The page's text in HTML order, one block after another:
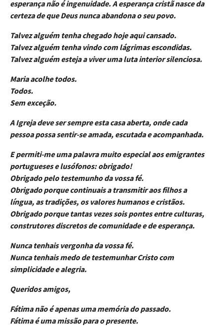
esperança não é ingenuidade. A esperança cristã nasce da
certeza de que Deus nunca abandona o seu povo.
Talvez alguém tenha chegado hoje aqui cansado.
Talvez alguém tenha vindo com lágrimas escondidas.
Talvez alguém esteja a viver uma luta interior silenciosa.
Maria acolhe todos.
Todos.
Sem exceção.
A Igreja deve ser sempre esta casa aberta, onde cada
pessoa possa sentir-se amada, escutada e acompanhada.
E permiti-me uma palavra muito especial aos emigrantes
portugueses e lusófonos: obrigado!
Obrigado pelo testemunho da vossa fé.
Obrigado porque continuais a transmitir aos filhos a
língua, as tradições, os valores humanos e cristãos.
Obrigado porque tantas vezes sois pontes entre culturas,
construtores discretos de comunidade e de esperança.
Nunca tenhais vergonha da vossa fé.
Nunca tenhais medo de testemunhar Cristo com
simplicidade e alegria.
Queridos amigos,
Fátima não é apenas uma memória do passado.
Fátima é uma missão para o presente.